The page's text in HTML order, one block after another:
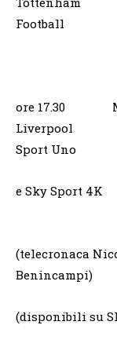
ore 17.30
Liverpool
Sport Uno
e Sky
(telecronaca
Benincampi)
(disponibili su